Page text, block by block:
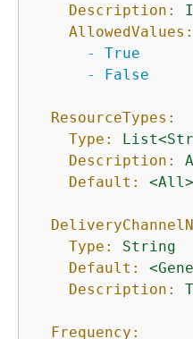
Description:
AllowedValues:
-
True
-
False
ResourceTypes:
Type:
Description:
A
Default:
<All>
Type:
String
Default:
Description:
Frequency: